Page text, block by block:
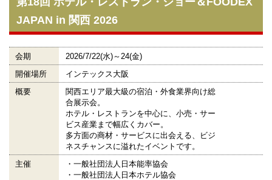
JAPAN in 関西 2026
会期
2026/7/22(水)～24(金)
開催場所
インテックス大阪
概要
関西エリア最大級の宿泊・外食業界向け総
合展示会。
ホテル・レストランを中心に、小売・サー
ビス産業まで幅広くカバー。
多方面の商材・サービスに出会える、ビジ
ネスチャンスに溢れたイベントです。
主催
・一般社団法人日本能率協会
・一般社団法人日本ホテル協会